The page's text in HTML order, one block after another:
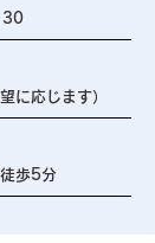
30
に応じます）
歩5分